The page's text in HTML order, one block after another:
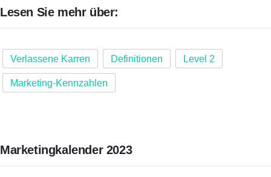
Lesen Sie mehr über:
Verlassene Karren Definitionen Level 2
Marketing-Kennzahlen
Marketingkalender 2023